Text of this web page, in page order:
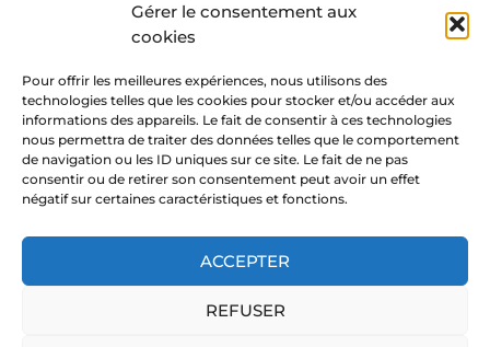
Gérer le consentement aux
cookies
Pour offrir les meilleures expériences, nous utilisons des
technologies telles que les cookies pour stocker et/ou accéder aux
informations des appareils. Le fait de consentir à ces technologies
nous permettra de traiter des données telles que le comportement
de navigation ou les ID uniques sur ce site. Le fait de ne pas
consentir ou de retirer son consentement peut avoir un effet
négatif sur certaines caractéristiques et fonctions.
ACCEPTER
REFUSER